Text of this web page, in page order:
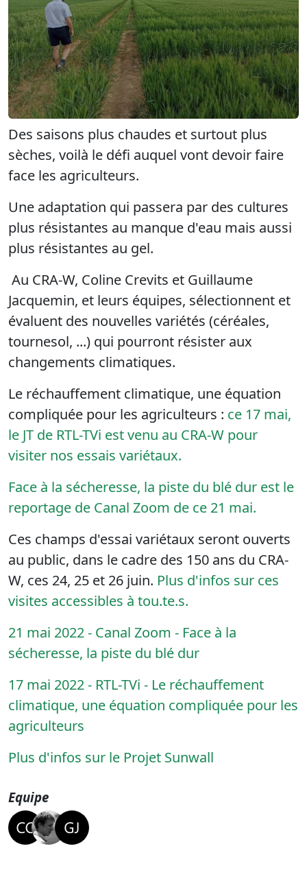
Des saisons plus chaudes et surtout plus
sèches, voilà le défi auquel vont devoir faire
face les agriculteurs.
Une adaptation qui passera par des cultures
plus résistantes au manque d'eau mais aussi
plus résistantes au gel.
Au CRA-W, Coline Crevits et Guillaume
Jacquemin, et leurs équipes, sélectionnent et
évaluent des nouvelles variétés (céréales,
tournesol, ...) qui pourront résister aux
changements climatiques.
Le réchauffement climatique, une équation
compliquée pour les agriculteurs : ce 17 mai,
le JT de RTL-TVi est venu au CRA-W pour
visiter nos essais variétaux.
Face à la sécheresse, la piste du blé dur est le
reportage de Canal Zoom de ce 21 mai.
Ces champs d'essai variétaux seront ouverts
au public, dans le cadre des 150 ans du CRA-
W, ces 24, 25 et 26 juin. Plus d'infos sur ces
visites accessibles à tou.te.s.
21 mai 2022 - Canal Zoom - Face à la
sécheresse, la piste du blé dur
17 mai 2022 - RTL-TVi - Le réchauffement
climatique, une équation compliquée pour les
agriculteurs
Plus d'infos sur le Projet Sunwall
Equipe